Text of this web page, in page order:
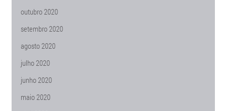
outubro 2020
setembro 2020
agosto 2020
julho 2020
junho 2020
maio 2020